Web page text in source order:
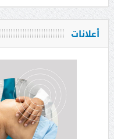
أعلانات